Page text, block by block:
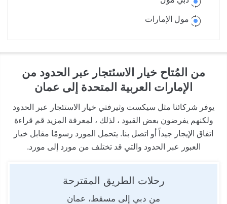
مول الإمارات
من المُتاح خيار الاسئتجار عبر الحدود من
الإمارات العربية المتحدة إلى عمان
يوفر شركائنا مثل سيكست وثيرفتي خيار الاستئجار عبر الحدود
ولكنهم يفرضون بعض القيود ، لذلك ، لمعرفة المزيد قم قراءة
اتفاق الإيجار جيداً أو اتصل بنا. يتحمل المورد رسومًا مقابل خيار
العبور عبر الحدود والتي قد تختلف من مورد إلى مورد.
رحلات الطريق المقترحة
من دبي إلى مسقط، عمان